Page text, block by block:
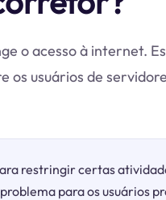
o acesso à internet.
os usuários de
restringir certas
para os usuários